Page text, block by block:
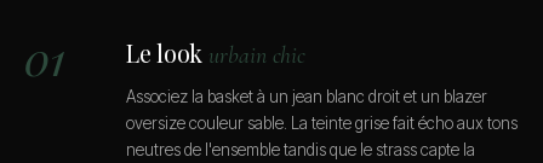
01 Le look urbain chic
Associez la basket à un jean blanc droit et un blazer
oversize couleur sable. La teinte grise fait écho aux tons
neutres de l'ensemble tandis que le strass capte la